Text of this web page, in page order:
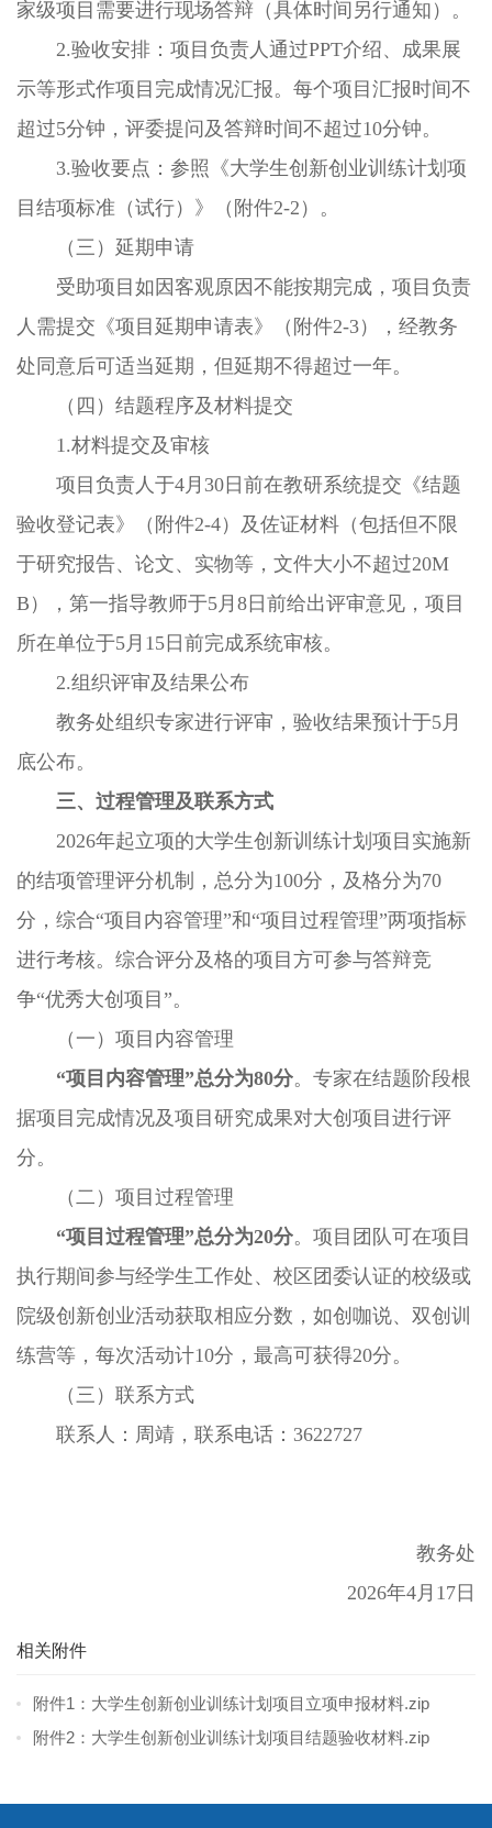
家级项目需要进行现场答辩（具体时间另行通知）。
2.验收安排：项目负责人通过PPT介绍、成果展
示等形式作项目完成情况汇报。每个项目汇报时间不
超过5分钟，评委提问及答辩时间不超过10分钟。
3.验收要点：参照《大学生创新创业训练计划项
目结项标准（试行）》（附件2-2）。
（三）延期申请
受助项目如因客观原因不能按期完成，项目负责
人需提交《项目延期申请表》（附件2-3），经教务
处同意后可适当延期，但延期不得超过一年。
（四）结题程序及材料提交
1.材料提交及审核
项目负责人于4月30日前在教研系统提交《结题
验收登记表》（附件2-4）及佐证材料（包括但不限
于研究报告、论文、实物等，文件大小不超过20M
B），第一指导教师于5月8日前给出评审意见，项目
所在单位于5月15日前完成系统审核。
2.组织评审及结果公布
教务处组织专家进行评审，验收结果预计于5月
底公布。
三、过程管理及联系方式
2026年起立项的大学生创新训练计划项目实施新
的结项管理评分机制，总分为100分，及格分为70
分，综合“项目内容管理”和“项目过程管理”两项指标
进行考核。综合评分及格的项目方可参与答辩竞
争“优秀大创项目”。
（一）项目内容管理
“项目内容管理”总分为80分。专家在结题阶段根
据项目完成情况及项目研究成果对大创项目进行评
分。
（二）项目过程管理
“项目过程管理”总分为20分。项目团队可在项目
执行期间参与经学生工作处、校区团委认证的校级或
院级创新创业活动获取相应分数，如创咖说、双创训
练营等，每次活动计10分，最高可获得20分。
（三）联系方式
联系人：周靖，联系电话：3622727
教务处
2026年4月17日
相关附件
附件1：大学生创新创业训练计划项目立项申报材料.zip
附件2：大学生创新创业训练计划项目结题验收材料.zip